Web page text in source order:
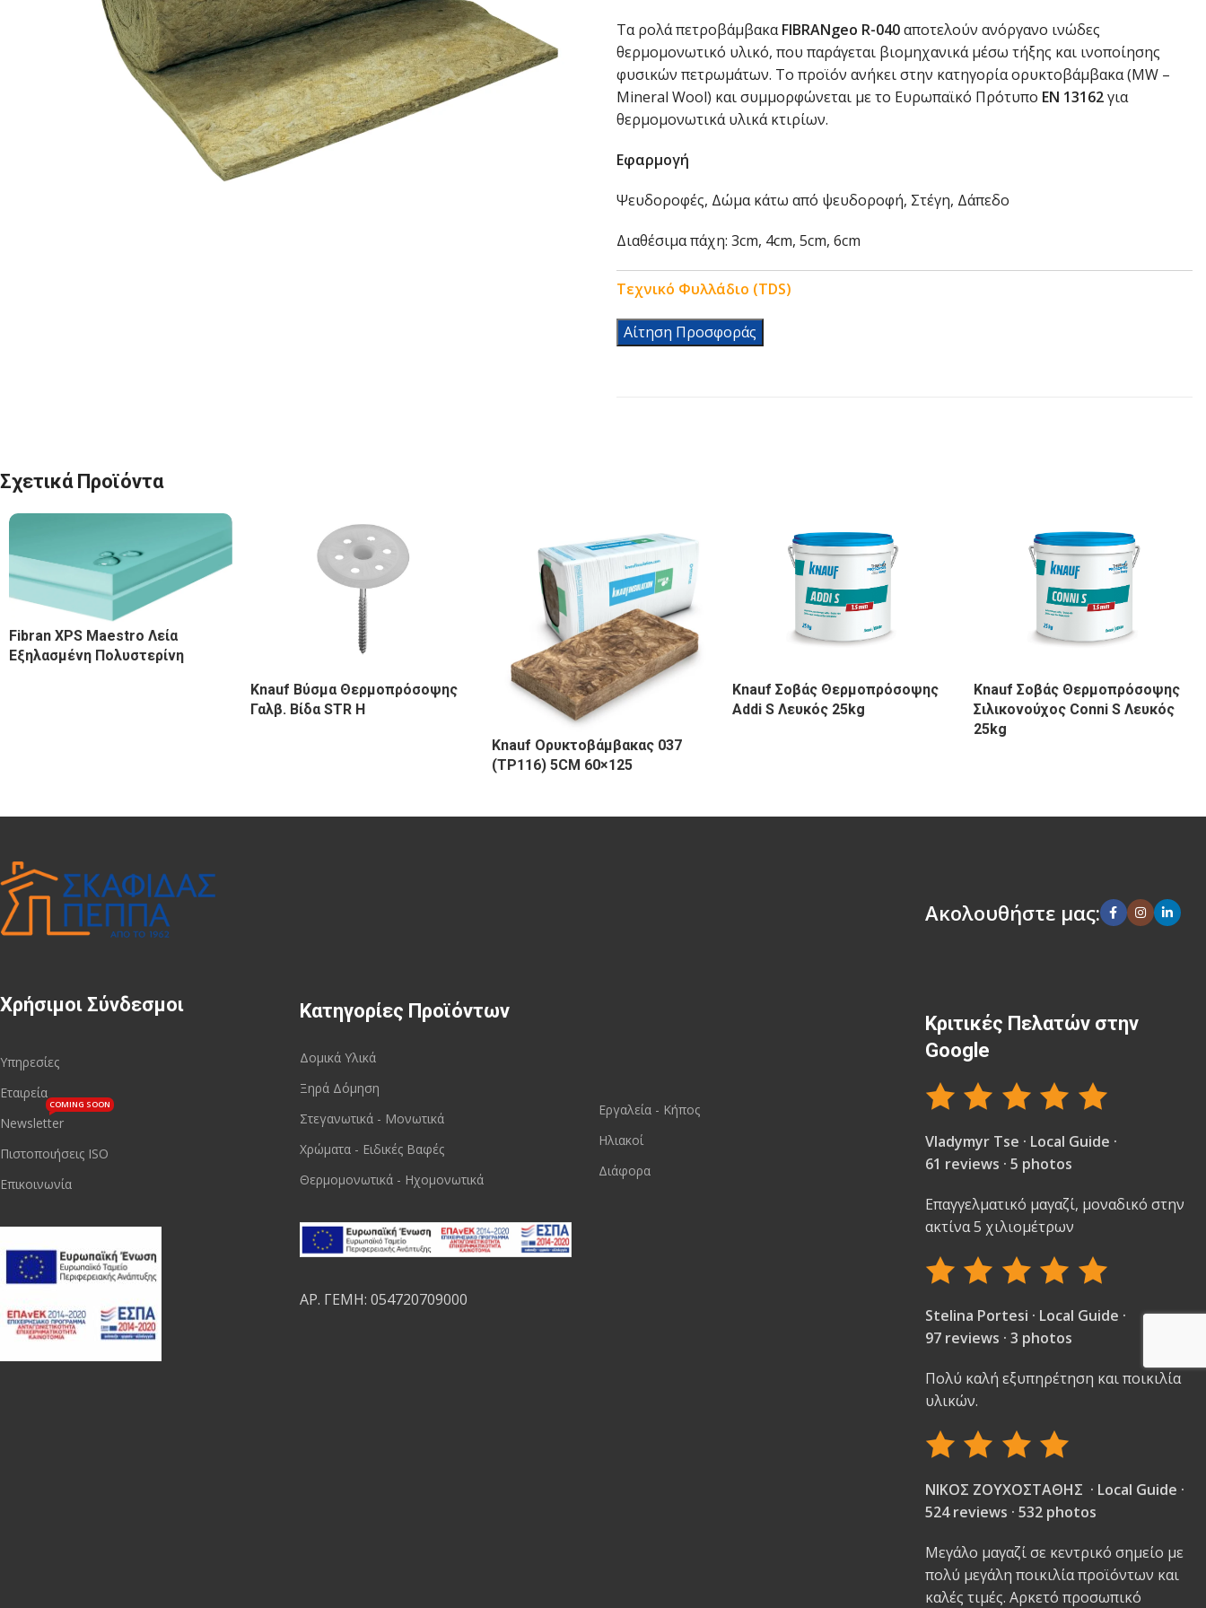
Τα ρολά πετροβάμβακαFIBRANgeo R-040αποτελούν ανόργανο ινώδες
θερμομονωτικό υλικό, που παράγεται βιομηχανικά μέσω τήξης και ινοποίησης
φυσικών πετρωμάτων. Το προϊόν ανήκει στην κατηγορία ορυκτοβάμβακα (MW –
Mineral Wool) και συμμορφώνεται με το Ευρωπαϊκό Πρότυπο EN 13162για
θερμομονωτικά υλικά κτιρίων.
Εφαρμογή
Ψευδοροφές, Δώμα κάτω από ψευδοροφή, Στέγη, Δάπεδο
Διαθέσιμα πάχη: 3cm, 4cm, 5cm, 6cm
Τεχνικό Φυλλάδιο (TDS)
Αίτηση Προσφοράς
Σχετικά Προϊόντα
Fibran XPS Maestro Λεία
Εξηλασμένη Πολυστερίνη
Knauf Βύσμα Θερμοπρόσοψης
Γαλβ. Βίδα STR Η
Knauf Ορυκτοβάμβακας 037
(TP116) 5CM 60×125
Knauf Σοβάς Θερμοπρόσοψης
Addi S Λευκός 25kg
Knauf Σοβάς Θερμοπρόσοψης
Σιλικονούχος Conni S Λευκός
25kg
Χρήσιμοι Σύνδεσμοι
Υπηρεσίες
Εταιρεία
Newsletter
COMING SOON
Πιστοποιήσεις ISO
Επικοινωνία
Κατηγορίες Προϊόντων
Δομικά Υλικά
Ξηρά Δόμηση
Στεγανωτικά - Μονωτικά
Χρώματα - Ειδικές Βαφές
Θερμομονωτικά - Ηχομονωτικά
ΑΡ. ΓΕΜΗ: 054720709000
Εργαλεία - Κήπος
Ηλιακοί
Διάφορα
Ακολουθήστε μας:
Κριτικές Πελατών στην
Google
Vladymyr Tse · Local Guide ·
61 reviews · 5 photos
Επαγγελματικό μαγαζί, μοναδικό στην
ακτίνα 5 χιλιομέτρων
Stelina Portesi · Local Guide ·
97 reviews · 3 photos
Πολύ καλή εξυπηρέτηση και ποικιλία
υλικών.
ΝΙΚΟΣ ΖΟΥΧΟΣΤΑΘΗΣ · Local Guide ·
524 reviews · 532 photos
Μεγάλο μαγαζί σε κεντρικό σημείο με
πολύ μεγάλη ποικιλία προϊόντων και
καλές τιμές. Αρκετό προσωπικό